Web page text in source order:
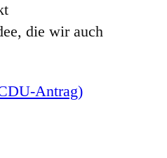
die wir auch
Antrag)